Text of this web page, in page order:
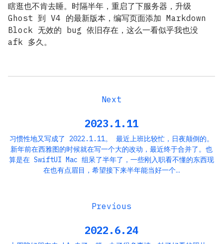
瞎逛也不肯去睡。时隔半年，重启了下服务器，升级
Ghost 到 V4 的最新版本，编写页面添加 Markdown
Block 无效的 bug 依旧存在，这么一看似乎我也没
afk 多久。
2023.1.11
习惯性地又写成了 2022.1.11。 最近上班比较忙，日夜颠倒的。
新年前在西雅图的时候就在写一个大的改动，最近终于合并了。也
算是在 SwiftUI Mac 组呆了半年了，一些刚入职看不懂的东西现
在也有点眉目，希望接下来半年能当好一个…
2022.6.24